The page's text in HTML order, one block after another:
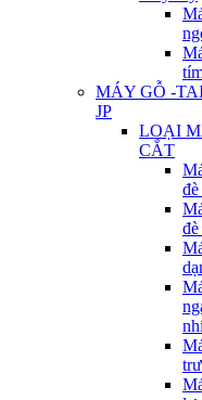
MÁY GỖ -
JP
LOẠI
CẮT